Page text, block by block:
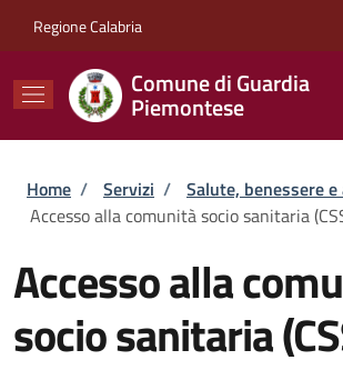
Regione Calabria
Comune di Guardia
Piemontese
Briciole di pane
Home / Servizi / Salute, benessere
Accesso alla comunità socio sanitaria
Accesso alla
socio sanitaria